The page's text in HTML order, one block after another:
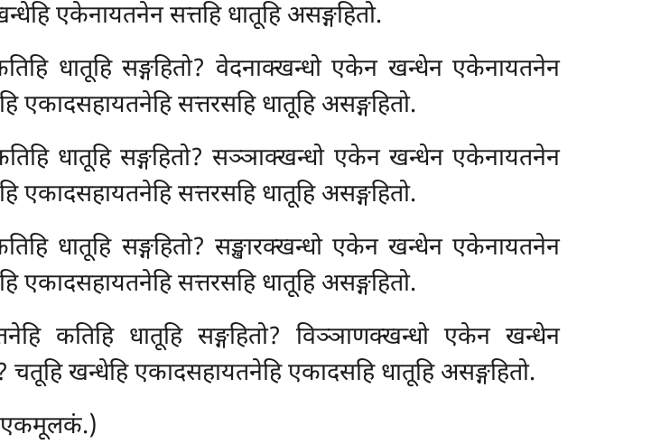
एकेनायतनेन सत्तहि धातूहि असङ्गहितो.
धातूहि सङ्गहितो? वेदनाक्खन्धो एकेन खन्धेन एकेनायतनेन
एकादसहायतनेहि सत्तरसहि धातूहि असङ्गहितो.
धातूहि सङ्गहितो? सञ्ञाक्खन्धो एकेन खन्धेन एकेनायतनेन
एकादसहायतनेहि सत्तरसहि धातूहि असङ्गहितो.
धातूहि सङ्गहितो? सङ्खारक्खन्धो एकेन खन्धेन एकेनायतनेन
एकादसहायतनेहि सत्तरसहि धातूहि असङ्गहितो.
कतिहि धातूहि सङ्गहितो? विञ्ञाणक्खन्धो एकेन खन्धेन
चतूहि खन्धेहि एकादसहायतनेहिएकादसहि धातूहि असङ्गहितो.